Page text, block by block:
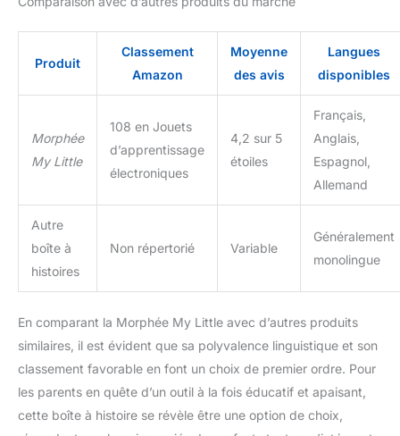
Produit
Classement
Amazon
Moyenne
des avis
Langues
disponibles
Morphée
My Little
108 en Jouets
d’apprentissage
électroniques
4,2 sur 5
étoiles
Français,
Anglais,
Espagnol,
Allemand
Autre
boîte à
histoires
Non répertorié Variable
Généralement
monolingue
En comparant la Morphée My Little avec d’autres produits
similaires, il est évident que sa polyvalence linguistique et son
classement favorable en font un choix de premier ordre. Pour
les parents en quête d’un outil à la fois éducatif et apaisant,
cette boîte à histoire se révèle être une option de choix,